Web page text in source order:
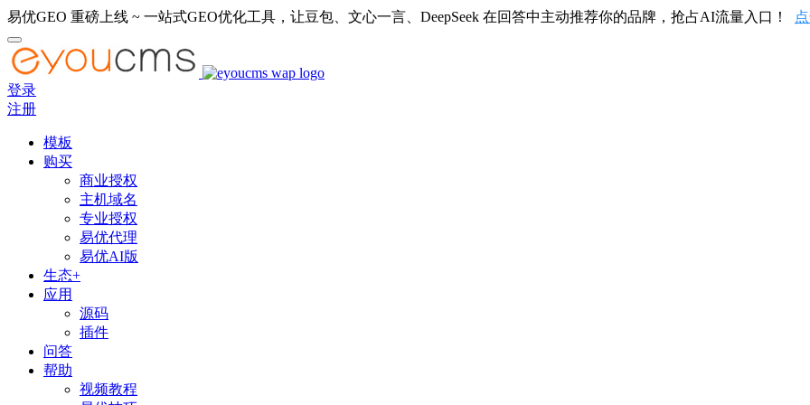
易优GEO 重磅上线 ~ 一站式GEO优化工具，让豆包、文心一言、DeepSeek 在回答中主动推荐你的品牌，抢占AI流量入口！
登录
注册
模板
购买
商业授权
主机域名
专业授权
易优代理
易优AI版
生态+
应用
源码
插件
问答
帮助
视频教程